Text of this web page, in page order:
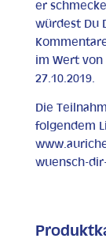
er
würdest Du
im Wert
27.10.2019.
Die
folgendem
wuensch-